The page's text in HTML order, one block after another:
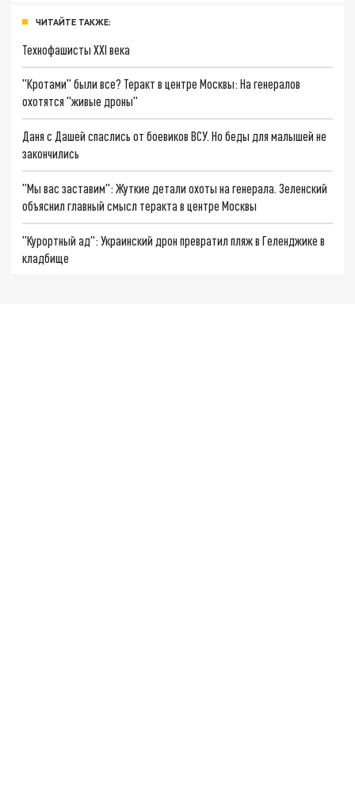
ЧИТАЙТЕ ТАКЖЕ:
Технофашисты XXI века
"Кротами" были все? Теракт в центре Москвы: На генералов
охотятся "живые дроны"
Даня с Дашей спаслись от боевиков ВСУ. Но беды для малышей не
закончились
"Мы вас заставим": Жуткие детали охоты на генерала. Зеленский
объяснил главный смысл теракта в центре Москвы
"Курортный ад": Украинский дрон превратил пляж в Геленджике в
кладбище